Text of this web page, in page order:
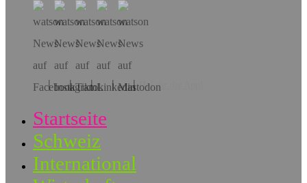
Hol dir die App!
Startseite
Schweiz
International